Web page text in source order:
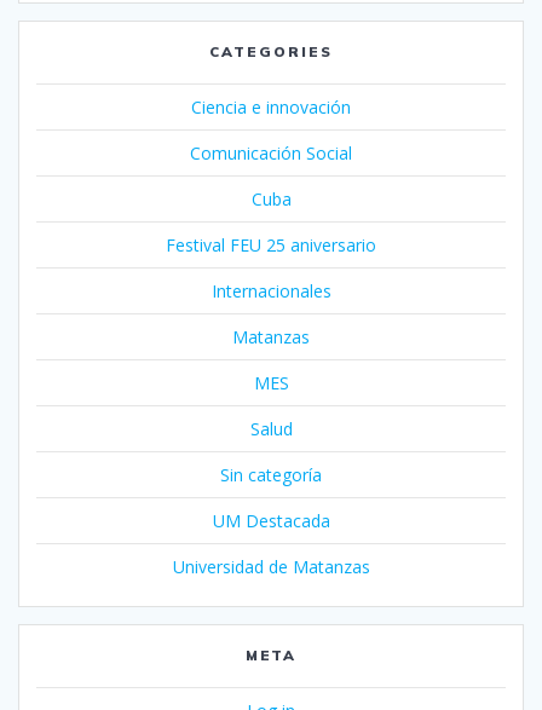
CATEGORIES
Ciencia e innovación
Comunicación Social
Cuba
Festival FEU 25 aniversario
Internacionales
Matanzas
MES
Salud
Sin categoría
UM Destacada
Universidad de Matanzas
META